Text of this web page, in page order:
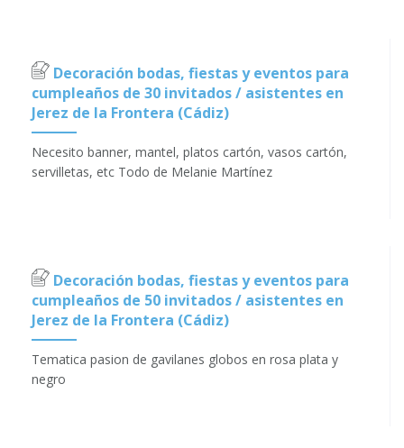
Decoración bodas, fiestas y eventos para
cumpleaños de 30 invitados / asistentes en
Jerez de la Frontera (Cádiz)
Necesito banner, mantel, platos cartón, vasos cartón,
servilletas, etc Todo de Melanie Martínez
Decoración bodas, fiestas y eventos para
cumpleaños de 50 invitados / asistentes en
Jerez de la Frontera (Cádiz)
Tematica pasion de gavilanes globos en rosa plata y
negro